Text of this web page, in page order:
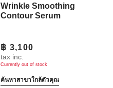
Wrinkle Smoothing
Contour Serum
฿ 3,100
tax inc.
Currently out of stock
ค้นหาสาขาใกล้ตัวคุณ